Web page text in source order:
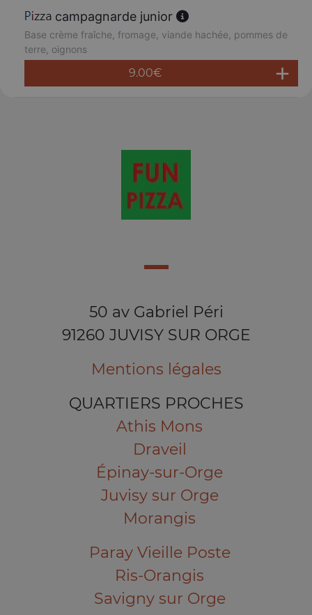
campagnarde junior
Base crème fraîche, fromage, viande hachée, pommes de
terre, oignons
9.00€
50 av Gabriel Péri
91260 JUVISY SUR ORGE
Mentions légales
QUARTIERS PROCHES
Athis Mons
Draveil
Épinay-sur-Orge
Juvisy sur Orge
Morangis
Paray Vieille Poste
Ris-Orangis
Savigny sur Orge